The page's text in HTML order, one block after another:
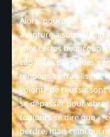
Alors, pourquoi se
aventure à soixante ans
sont certes beaucoup
capacités physiques
tendons se fragilisent,
volonté de réussir sont
se dépasser pour
toujours se dire que «
perdre, mais celui qui